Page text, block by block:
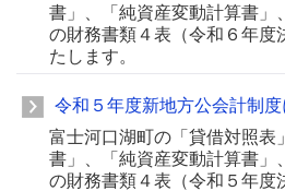
書」、「純資産変動計算書」
の財務書類４表（令和６年度
たします。
令和５年度新地方公会計制
富士河口湖町の「貸借対照表
書」、「純資産変動計算書」
の財務書類４表（令和５年度